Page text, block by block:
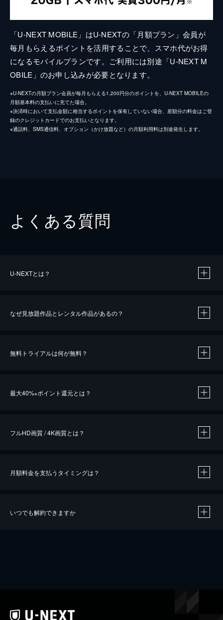
「U-NEXT MOBILE」はU-NEXTの「月額プラン」会員が
毎月もらえるポイントを活用することで、スマホ代がお得
になるモバイルプランです。ご利用には別途「U-NEXT M
OBILE」のお申し込みが必要となります。
※U-NEXTの月額プラン会員が毎月もらえる1,200円分のポイントを、U-NEXT MOBILEの
月額基本料の支払いに充てた場合。
※決済時において支払金額に相当するポイントを保有していない場合、差額分の料金はご登
録のクレジットカードでのお支払いとなります。
※通話料、SMS通信料、オプション（かけ放題など）の月額利用料は別途発生します。
よくある質問
U-NEXTとは？
なぜ見放題作品とレンタル作品があるの？
無料トライアルは何が無料？
最大40%※ポイント還元とは？
※40％ポイント還元の対象は、クレジットカード決済による作品の購入 / レンタルです。
フルHD画質 / 4K画質とは？
月額料金を支払うタイミングは？
いつでも解約できますか